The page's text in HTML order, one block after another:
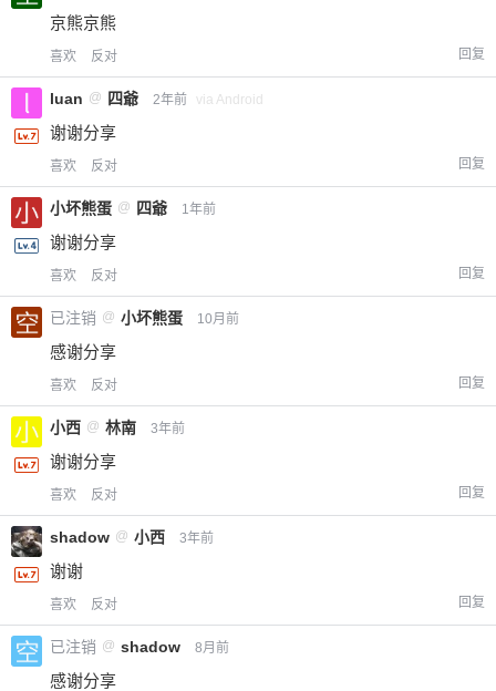
2 5 10
付费内容
¥
京熊京熊
喜欢 反对 回复
luan @ 四爺 2年前 via Android
谢谢分享
喜欢 反对 回复
小坏熊蛋 @ 四爺 1年前
谢谢分享
喜欢 反对 回复
已注销 @ 小坏熊蛋 10月前
感谢分享
喜欢 反对 回复
小西 @ 林南 3年前
谢谢分享
喜欢 反对 回复
shadow @ 小西 3年前
谢谢
喜欢 反对 回复
已注销 @ shadow 8月前
感谢分享